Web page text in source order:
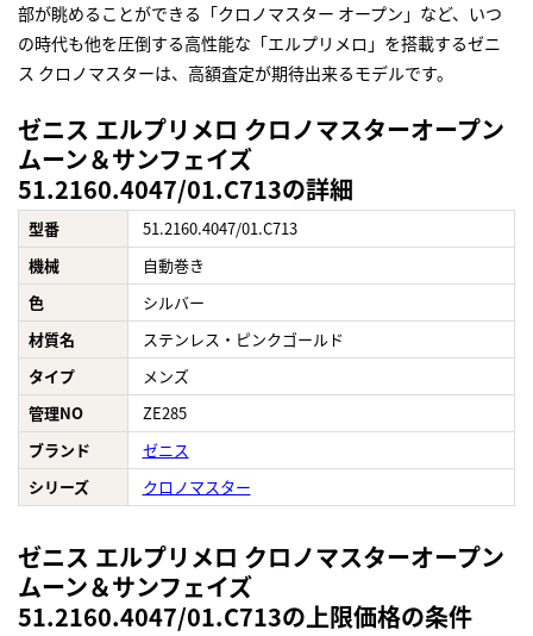
部が眺めることができる「クロノマスター オープン」など、いつ
の時代も他を圧倒する高性能な「エルプリメロ」を搭載するゼニ
ス クロノマスターは、高額査定が期待出来るモデルです。
ゼニス エルプリメロ クロノマスターオープン
ムーン＆サンフェイズ
51.2160.4047/01.C713の詳細
型番
51.2160.4047/01.C713
機械
自動巻き
色
シルバー
材質名
ステンレス・ピンクゴールド
タイプ
メンズ
管理NO
ZE285
ブランド
ゼニス
シリーズ
クロノマスター
ゼニス エルプリメロ クロノマスターオープン
ムーン＆サンフェイズ
51.2160.4047/01.C713の上限価格の条件